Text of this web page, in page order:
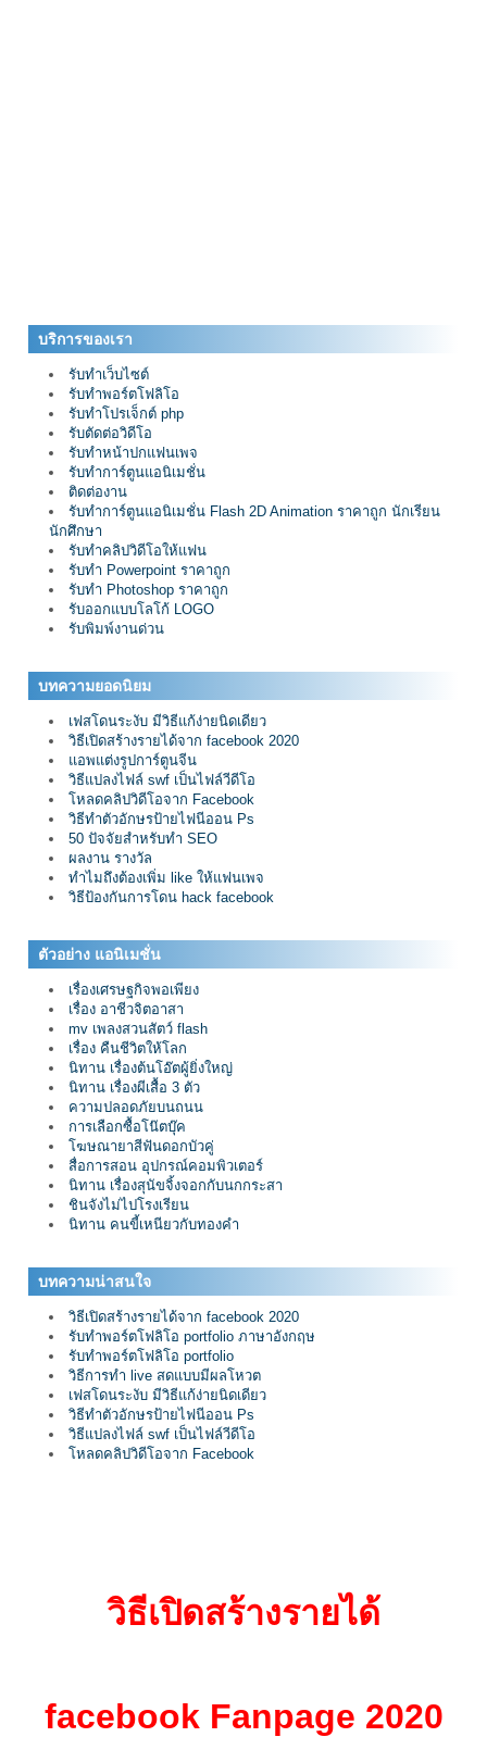
บริการของเรา
รับทำเว็บไซต์
รับทำพอร์ตโฟลิโอ
รับทำโปรเจ็กต์ php
รับตัดต่อวิดีโอ
รับทำหน้าปกแฟนเพจ
รับทำการ์ตูนแอนิเมชั่น
ติดต่องาน
รับทำการ์ตูนแอนิเมชั่น Flash 2D Animation ราคาถูก นักเรียน
นักศึกษา
รับทำคลิปวิดีโอให้แฟน
รับทำ Powerpoint ราคาถูก
รับทำ Photoshop ราคาถูก
รับออกแบบโลโก้ LOGO
รับพิมพ์งานด่วน
บทความยอดนิยม
เฟสโดนระงับ มีวิธีแก้ง่ายนิดเดียว
วิธีเปิดสร้างรายได้จาก facebook 2020
แอพแต่งรูปการ์ตูนจีน
วิธีแปลงไฟล์ swf เป็นไฟล์วีดีโอ
โหลดคลิปวิดีโอจาก Facebook
วิธีทำตัวอักษรป้ายไฟนีออน Ps
50 ปัจจัยสำหรับทำ SEO
ผลงาน รางวัล
ทำไมถึงต้องเพิ่ม like ให้แฟนเพจ
วิธีป้องกันการโดน hack facebook
ตัวอย่าง แอนิเมชั่น
เรื่องเศรษฐกิจพอเพียง
เรื่อง อาชีวจิตอาสา
mv เพลงสวนสัตว์ flash
เรื่อง คืนชีวิตให้โลก
นิทาน เรื่องต้นโอ๊ตผู้ยิ่งใหญ่
นิทาน เรื่องผีเสื้อ 3 ตัว
ความปลอดภัยบนถนน
การเลือกซื้อโน๊ตบุ๊ค
โฆษณายาสีฟันดอกบัวคู่
สื่อการสอน อุปกรณ์คอมพิวเตอร์
นิทาน เรื่องสุนัขจิ้งจอกกับนกกระสา
ชินจังไม่ไปโรงเรียน
นิทาน คนขี้เหนียวกับทองคำ
บทความน่าสนใจ
วิธีเปิดสร้างรายได้จาก facebook 2020
รับทำพอร์ตโฟลิโอ portfolio ภาษาอังกฤษ
รับทำพอร์ตโฟลิโอ portfolio
วิธีการทำ live สดแบบมีผลโหวต
เฟสโดนระงับ มีวิธีแก้ง่ายนิดเดียว
วิธีทำตัวอักษรป้ายไฟนีออน Ps
วิธีแปลงไฟล์ swf เป็นไฟล์วีดีโอ
โหลดคลิปวิดีโอจาก Facebook
วิธีเปิดสร้างรายได้
facebook Fanpage 2020